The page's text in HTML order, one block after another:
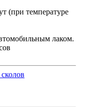
(при температуре
лаком.